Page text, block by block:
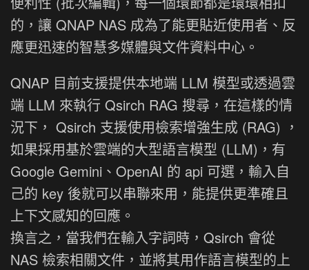
的，讓 QNAP NAS 成為了能更貼近使用者、反
應更迅速的智慧多媒體與文件資料中心。
QNAP 目前支援提供本地端 LLM 模型或透過雲
端 LLM 來執行 Qsirch RAG 搜尋，在這樣的情
況下， Qsirch 支援使用檢索增強生成 (RAG) ，
如果採用基於雲端的大型語言模型 (LLM)，有
Google Gemini、OpenAI 的 api 可選，輸入自
己的 key 後就可以串聯來用，能提供更準確且
上下文感知的回應。
換言之，當我們在輸入字詞時，Qsirch 會從
NAS 檢索相關文件，並將其用作語言模型的上